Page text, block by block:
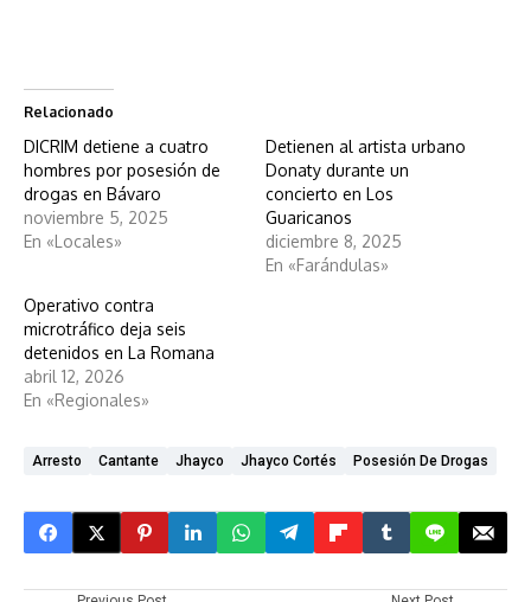
Relacionado
DICRIM detiene a cuatro
hombres por posesión de
drogas en Bávaro
noviembre 5, 2025
En «Locales»
Detienen al artista urbano
Donaty durante un
concierto en Los
Guaricanos
diciembre 8, 2025
En «Farándulas»
Operativo contra
microtráfico deja seis
detenidos en La Romana
abril 12, 2026
En «Regionales»
Arresto Cantante Jhayco Jhayco Cortés Posesión De Drogas